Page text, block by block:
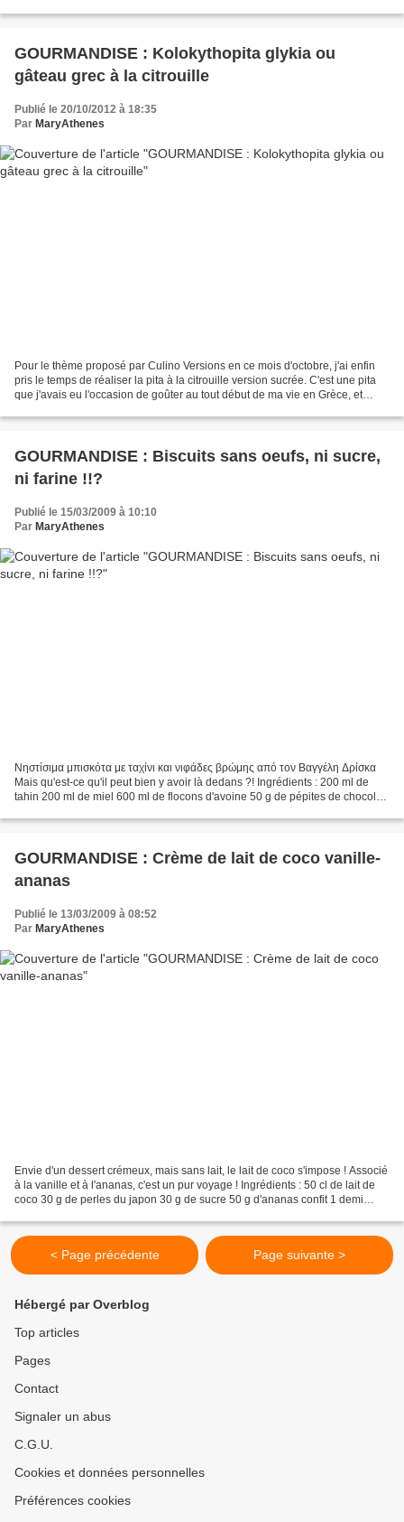
GOURMANDISE : Kolokythopita glykia ou
gâteau grec à la citrouille
Publié le 20/10/2012 à 18:35
Par MaryAthenes
Pour le thème proposé par Culino Versions en ce mois d'octobre, j'ai enfin
pris le temps de réaliser la pita à la citrouille version sucrée. C'est une pita
que j'avais eu l'occasion de goûter au tout début de ma vie en Grèce, et
GOURMANDISE : Biscuits sans oeufs, ni sucre,
ni farine !!?
Publié le 15/03/2009 à 10:10
Par MaryAthenes
Νηστίσιμα μπισκότα με ταχίνι και νιφάδες βρώμης από τον Βαγγέλη Δρίσκα
Mais qu'est-ce qu'il peut bien y avoir là dedans ?! Ingrédients : 200 ml de
tahin 200 ml de miel 600 ml de flocons d'avoine 50 g de pépites de chocolat
GOURMANDISE : Crème de lait de coco vanille-
ananas
Publié le 13/03/2009 à 08:52
Par MaryAthenes
Envie d'un dessert crémeux, mais sans lait, le lait de coco s'impose ! Associé
à la vanille et à l'ananas, c'est un pur voyage ! Ingrédients : 50 cl de lait de
coco 30 g de perles du japon 30 g de sucre 50 g d'ananas confit 1 demi
< Page précédente Page suivante >
Hébergé par Overblog
Top articles
Pages
Contact
Signaler un abus
C.G.U.
Cookies et données personnelles
Préférences cookies